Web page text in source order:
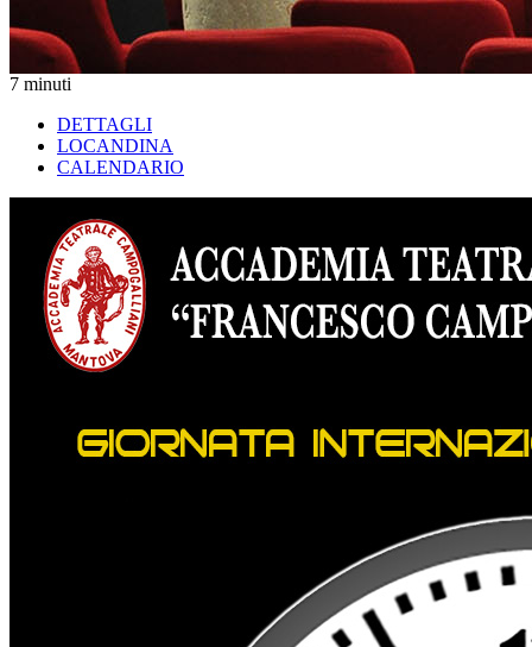
7 minuti
DETTAGLI
LOCANDINA
CALENDARIO